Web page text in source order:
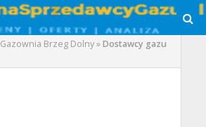
Gazownia Brzeg Dolny»Dostawcy gazu